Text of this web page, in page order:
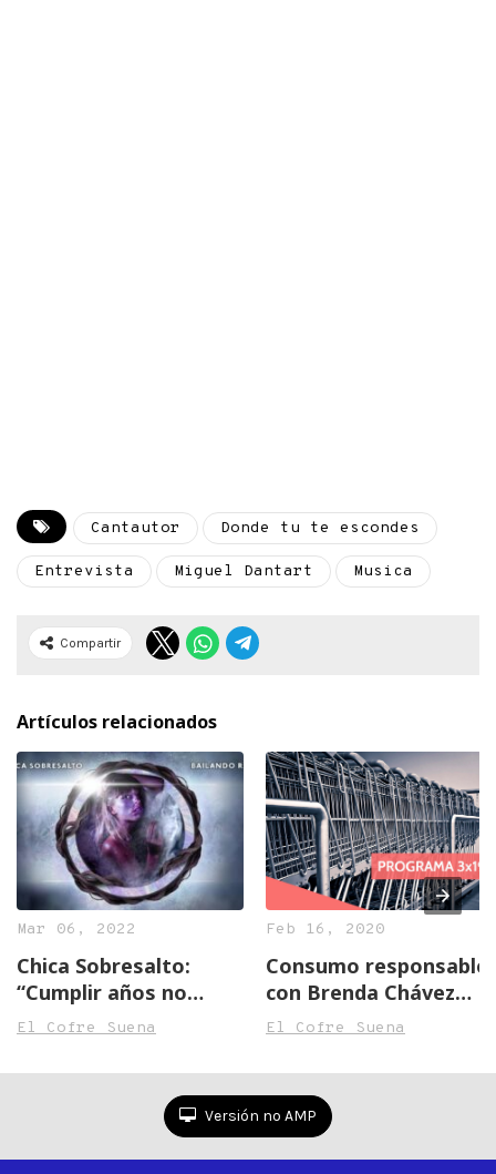
Cantautor Donde tu te escondes
Entrevista Miguel Dantart Musica
Compartir
Artículos relacionados
Mar 06, 2022
Chica Sobresalto:
“Cumplir años no
significa que vayas a
El Cofre Suena
Feb 16, 2020
Consumo responsable
con Brenda Chávez
(Programa 3×19)
El Cofre Suena
Versión no AMP